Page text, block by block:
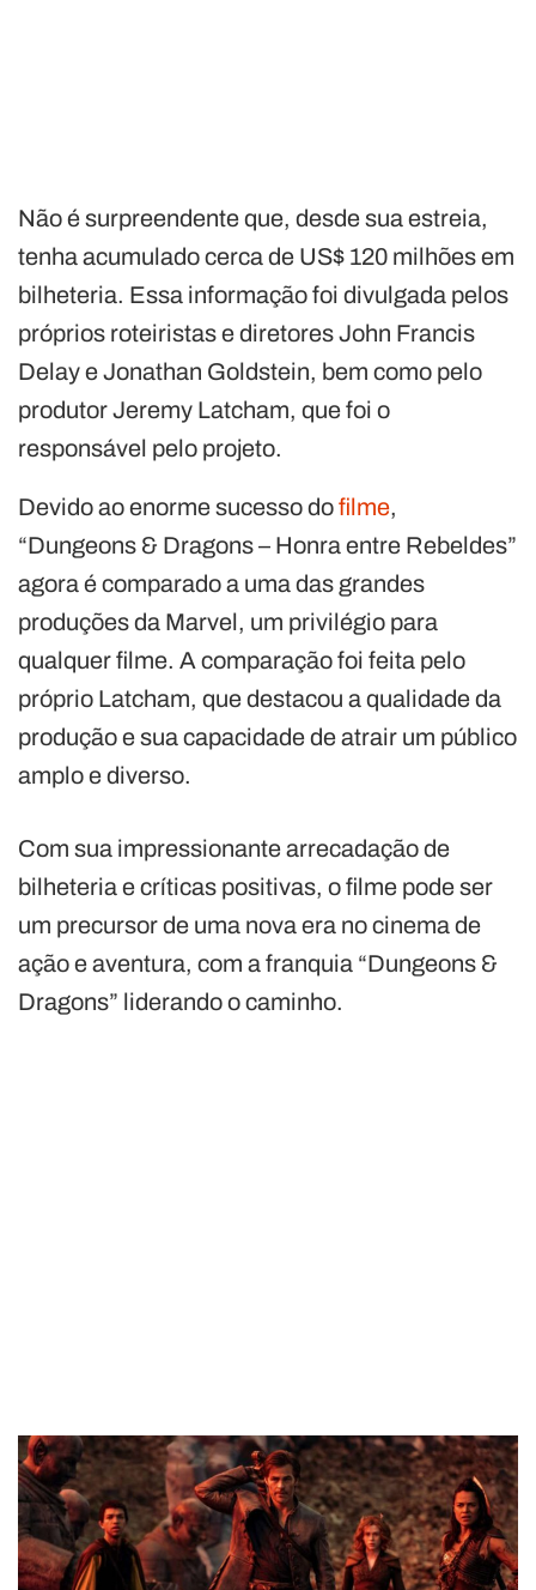
Não é surpreendente que, desde sua estreia,
tenha acumulado cerca de US$ 120 milhões em
bilheteria. Essa informação foi divulgada pelos
próprios roteiristas e diretores John Francis
Delay e Jonathan Goldstein, bem como pelo
produtor Jeremy Latcham, que foi o
responsável pelo projeto.
Devido ao enorme sucesso dofilme,
“Dungeons & Dragons – Honra entre Rebeldes”
agora é comparado a uma das grandes
produções da Marvel, um privilégio para
qualquer filme. A comparação foi feita pelo
próprio Latcham, que destacou a qualidade da
produção e sua capacidade de atrair um público
amplo e diverso.
Com sua impressionante arrecadação de
bilheteria e críticas positivas, o filme pode ser
um precursor de uma nova era no cinema de
ação e aventura, com a franquia “Dungeons &
Dragons” liderando o caminho.